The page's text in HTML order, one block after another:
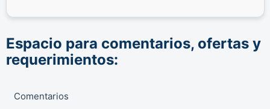
Espacio para comentarios, ofertas y
requerimientos:
Comentarios